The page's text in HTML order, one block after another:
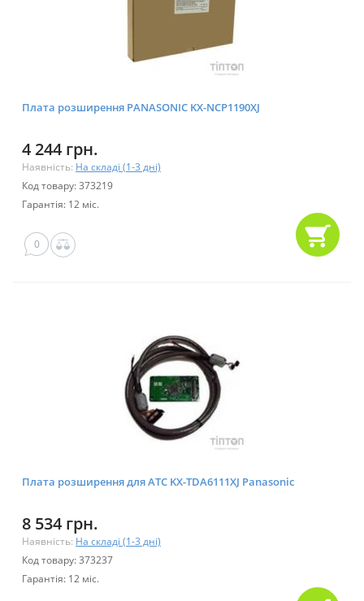
Плата розширення PANASONIC KX-NCP1190XJ
4 244 грн.
Наявність: На складі (1-3 дні)
Код товару: 373219
Гарантія: 12 міс.
0
Плата розширення для АТС KX-TDA6111XJ Panasonic
8 534 грн.
Наявність: На складі (1-3 дні)
Код товару: 373237
Гарантія: 12 міс.